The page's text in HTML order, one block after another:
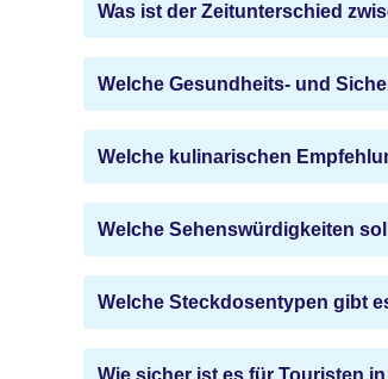
Was ist der Zeitunterschied
Welche Gesundheits- und
Welche kulinarischen
Welche Sehenswürdigkeiten
Welche Steckdosentypen gibt